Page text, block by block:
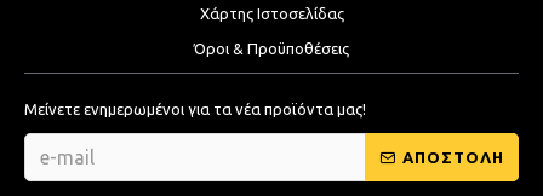
Χάρτης Ιστοσελίδας
Όροι & Προϋποθέσεις
Μείνετε ενημερωμένοι για τα νέα προϊόντα μας!
ΑΠΟΣΤΟΛΗ